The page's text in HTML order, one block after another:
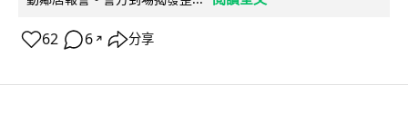
62 6 ↗ 分享